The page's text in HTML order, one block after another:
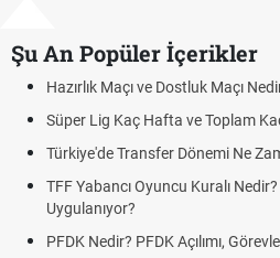
Şu An Popüler İçerikler
Maçı ve Dostluk Maçı Nedir?
Lig Kaç Hafta ve Toplam Kaç Maç
Transfer Dönemi Ne Zaman
Yabancı Oyuncu Kuralı Nedir? Güncel
Nedir? PFDK Açılımı, Görevleri ve